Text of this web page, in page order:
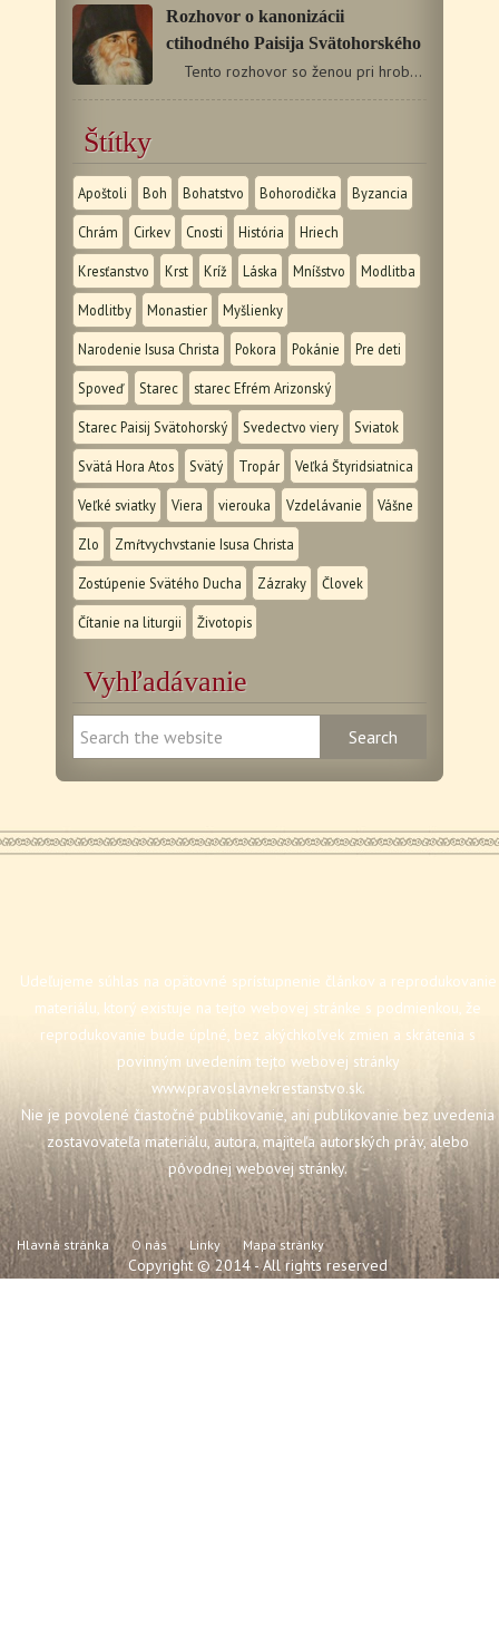
Rozhovor o kanonizácii
ctihodného Paisija Svätohorského
Tento rozhovor so ženou pri hrobe svätého Paisija…
Štítky
Apoštoli Boh Bohatstvo Bohorodička Byzancia
Chrám Cirkev Cnosti História Hriech
Kresťanstvo Krst Kríž Láska Mníšstvo Modlitba
Modlitby Monastier Myšlienky
Narodenie Isusa Christa Pokora Pokánie Pre deti
Spoveď Starec starec Efrém Arizonský
Starec Paisij Svätohorský Svedectvo viery Sviatok
Svätá Hora Atos Svätý Tropár Veľká Štyridsiatnica
Veľké sviatky Viera vierouka Vzdelávanie Vášne
Zlo Zmŕtvychvstanie Isusa Christa
Zostúpenie Svätého Ducha Zázraky Človek
Čítanie na liturgii Životopis
Vyhľadávanie
Udeľujeme súhlas na opätovné sprístupnenie článkov a reprodukovanie
materiálu, ktorý existuje na tejto webovej stránke s podmienkou, že
reprodukovanie bude úplné, bez akýchkoľvek zmien a skrátenia s
povinným uvedením tejto webovej stránky
www.pravoslavnekrestanstvo.sk.
Nie je povolené čiastočné publikovanie, ani publikovanie bez uvedenia
zostavovateľa materiálu, autora, majiteľa autorských práv, alebo
pôvodnej webovej stránky.
Hlavná stránka O nás Linky Mapa stránky
Copyright © 2014 - All rights reserved